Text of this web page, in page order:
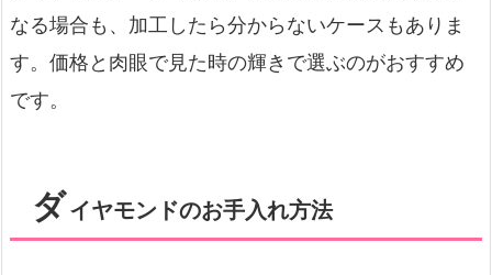
なる場合も、加工したら分からないケースもありま
す。価格と肉眼で見た時の輝きで選ぶのがおすすめ
です。
ダイヤモンドのお手入れ方法